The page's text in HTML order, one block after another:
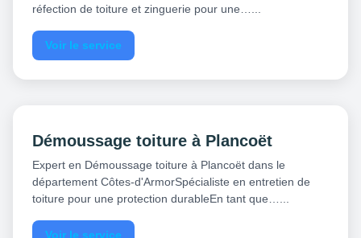
réfection de toiture et zinguerie pour une…...
Voir le service
Démoussage toiture à Plancoët
Expert en Démoussage toiture à Plancoët dans le
département Côtes-d'ArmorSpécialiste en entretien de
toiture pour une protection durableEn tant que…...
Voir le service